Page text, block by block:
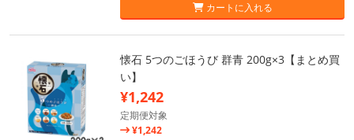
カートに入れる
懐石 5つのごほうび 群青 200g×3【まとめ買
い】
¥1,242
定期便対象
¥1,242